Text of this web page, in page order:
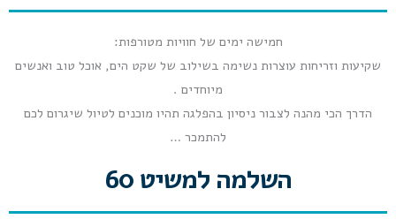
חמישה ימים של חוויות מטורפות:
שקיעות וזריחות עוצרות נשימה בשילוב של שקט הים, אוכל טוב ואנשים
מיוחדים .
הדרך הכי מהנה לצבור ניסיון בהפלגה תהיו מוכנים לטיול שיגרום לכם
להתמכר …
השלמה למשיט 60